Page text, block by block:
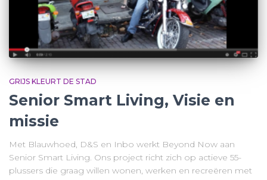
GRIJS KLEURT DE STAD
Senior Smart Living, Visie en
missie
Met Blauwhoed, D&S en Inbo werkt Beyond Now aan
Senior Smart Living. Ons project richt zich op actieve 55-
plussers die graag willen wonen, werken en recreëren met